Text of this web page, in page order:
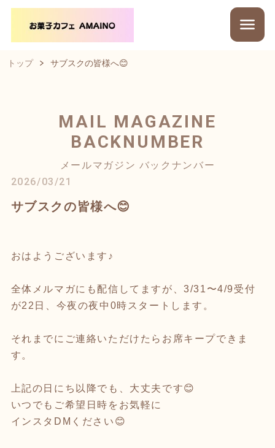
トップ サブスクの皆様へ😊
MAIL MAGAZINE
BACKNUMBER
メールマガジン バックナンバー
2026/03/21
サブスクの皆様へ😊
おはようございます♪
全体メルマガにも配信してますが、3/31〜4/9受付
が22日、今夜の夜中0時スタートします。
それまでにご連絡いただけたらお席キープできま
す。
上記の日にち以降でも、大丈夫です😊
いつでもご希望日時をお気軽に
インスタDMください😊